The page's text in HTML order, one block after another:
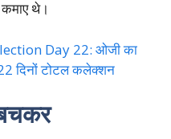
थे।
Day 22: ओजी का
दिनों टोटल कलेक्शन